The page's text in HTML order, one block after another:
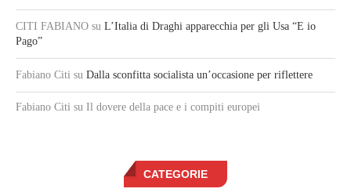
CITI FABIANO su L’Italia di Draghi apparecchia per gli Usa “E io
Pago”
Fabiano Citi su Dalla sconfitta socialista un’occasione per riflettere
Fabiano Citi su Il dovere della pace e i compiti europei
CATEGORIE